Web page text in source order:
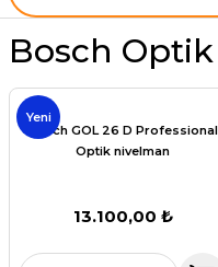
Bosch
Yeni
Bosch GOL 26 D Professional
Optik nivelman
13.100,00 ₺